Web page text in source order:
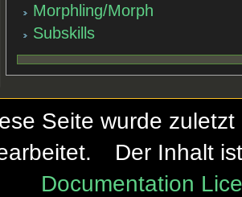
Morphling/Morph
Subskills
Seite wurde
Der Inhalt
Documentation